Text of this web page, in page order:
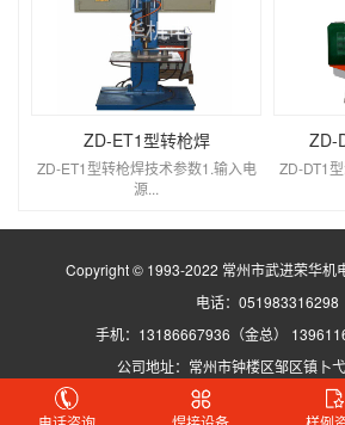
ZD-ET1型转枪焊
ZD-ET1型转枪焊技术参数1.输入电
源...
ZD-
ZD-DT1
Copyright © 1993-2022 常州市武进荣华机
电话：051983316298
手机：13186667936（金总）
公司地址：常州市钟楼区邹区镇卜
苏ICP备05032610号-1